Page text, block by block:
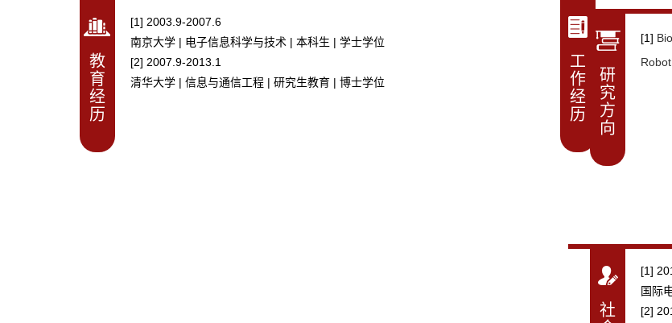
教
育
经
历
[1] 2003.9-2007.6
南京大学 | 电子信息科学与技术 | 本科生 | 学士学位
[2] 2007.9-2013.1
清华大学 | 信息与通信工程 | 研究生教育 | 博士学位
工
作
经
历
研
究
方
向
[1]
社
[1]
国际
[2]